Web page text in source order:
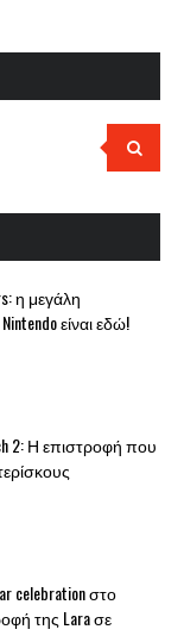
η μεγάλη
είναι εδώ!
2: Η επιστροφή που
celebration στο
της Lara σε